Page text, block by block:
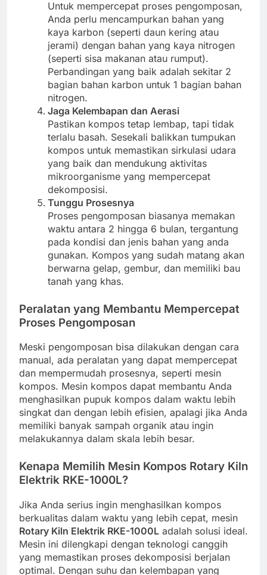
Untuk mempercepat proses pengomposan,
Anda perlu mencampurkan bahan yang
kaya karbon (seperti daun kering atau
jerami) dengan bahan yang kaya nitrogen
(seperti sisa makanan atau rumput).
Perbandingan yang baik adalah sekitar 2
bagian bahan karbon untuk 1 bagian bahan
nitrogen.
Jaga Kelembapan dan Aerasi
Pastikan kompos tetap lembap, tapi tidak
terlalu basah. Sesekali balikkan tumpukan
kompos untuk memastikan sirkulasi udara
yang baik dan mendukung aktivitas
mikroorganisme yang mempercepat
dekomposisi.
Tunggu Prosesnya
Proses pengomposan biasanya memakan
waktu antara 2 hingga 6 bulan, tergantung
pada kondisi dan jenis bahan yang anda
gunakan. Kompos yang sudah matang akan
berwarna gelap, gembur, dan memiliki bau
tanah yang khas.
Peralatan yang Membantu Mempercepat
Proses Pengomposan
Meski pengomposan bisa dilakukan dengan cara
manual, ada peralatan yang dapat mempercepat
dan mempermudah prosesnya, seperti mesin
kompos. Mesin kompos dapat membantu Anda
menghasilkan pupuk kompos dalam waktu lebih
singkat dan dengan lebih efisien, apalagi jika Anda
memiliki banyak sampah organik atau ingin
melakukannya dalam skala lebih besar.
Kenapa Memilih Mesin Kompos Rotary Kiln
Elektrik RKE-1000L?
Jika Anda serius ingin menghasilkan kompos
berkualitas dalam waktu yang lebih cepat, mesin
Rotary Kiln Elektrik RKE-1000L adalah solusi ideal.
Mesin ini dilengkapi dengan teknologi canggih
yang memastikan proses dekomposisi berjalan
optimal. Dengan suhu dan kelembapan yang